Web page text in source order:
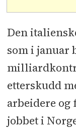
Den
som i januar
etterskudd
arbeidere
jobbet i